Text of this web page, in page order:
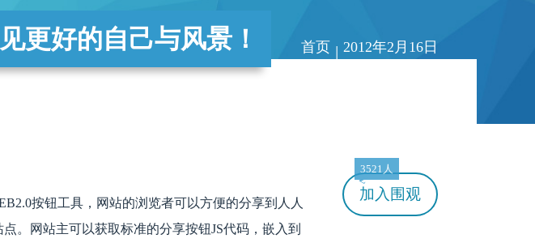
更好的自己与风景！ 首页 | 2012年2月16日
按钮工具，网站的浏览者可以方便的分享到人人
。网站主可以获取标准的分享按钮JS代码，嵌入到
加入
3521人
围观